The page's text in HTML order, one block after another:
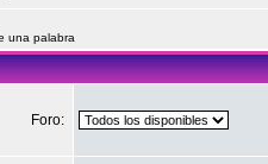
una palabra
Foro: